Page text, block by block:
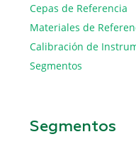
Cepas de Referencia
Materiales de
Calibración de
Segmentos
Segmentos